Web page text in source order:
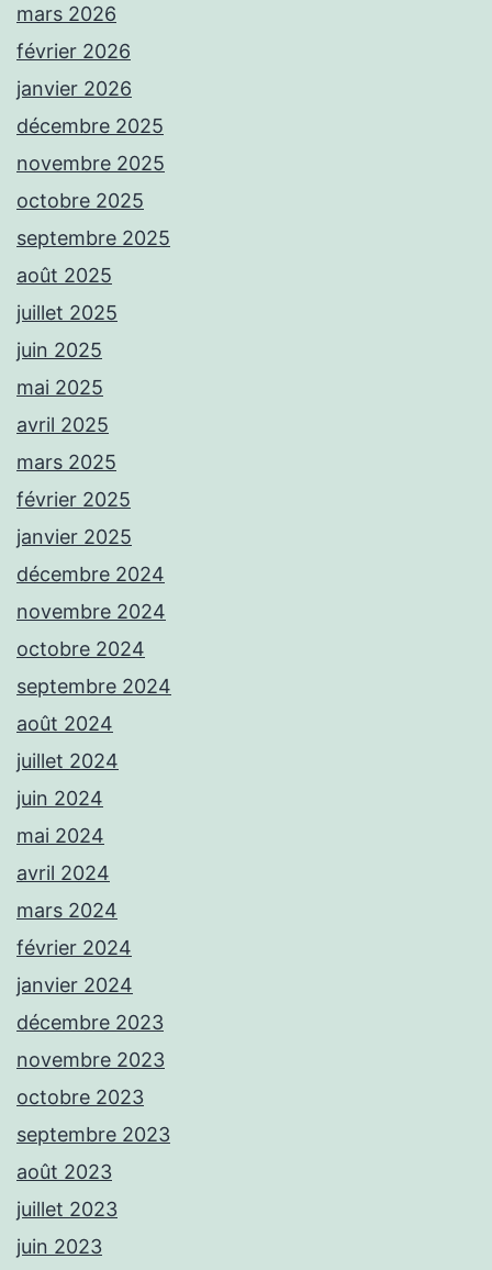
mars 2026
février 2026
janvier 2026
décembre 2025
novembre 2025
octobre 2025
septembre 2025
août 2025
juillet 2025
juin 2025
mai 2025
avril 2025
mars 2025
février 2025
janvier 2025
décembre 2024
novembre 2024
octobre 2024
septembre 2024
août 2024
juillet 2024
juin 2024
mai 2024
avril 2024
mars 2024
février 2024
janvier 2024
décembre 2023
novembre 2023
octobre 2023
septembre 2023
août 2023
juillet 2023
juin 2023